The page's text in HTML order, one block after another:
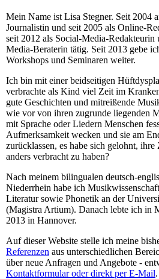
Mein Name ist Lisa Stegner. Seit 2004
Journalistin und seit 2005 als Online-
seit 2012 als Social-Media-Redakteurin
Media-Beraterin tätig. Seit 2013 gebe
Workshops und Seminaren weiter.
Ich bin mit einer beidseitigen
verbrachte als Kind viel Zeit im
gute Geschichten und mitreißende
wie vor von ihren zugrunde liegenden
mit Sprache oder Liedern Menschen
Aufmerksamkeit wecken und sie am
zurücklassen, es habe sich gelohnt,
anders verbracht zu haben?
Nach meinem bilingualen deutsch-
Niederrhein habe ich
Literatur sowie Phonetik an der
(Magistra Artium). Danach lebte ich in
2013 in Hannover.
Auf dieser Website stelle ich meine
Referenzen aus unterschiedlichen
über neue Anfragen und Angebote -
Kontaktformularoder direkt per E-Mail.